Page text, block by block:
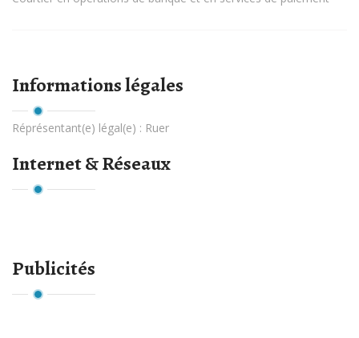
Informations légales
Réprésentant(e) légal(e) : Ruer
Internet & Réseaux
Publicités